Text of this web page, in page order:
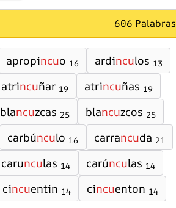
606 Palabras
apropincuo 16 ardinculos 13
atrincuñar 19 atrincuñas 19
blancuzcas 25 blancuzcos 25
carbúnculo 16 carrancuda 21
carunculas 14 carúnculas 14
cincuentin 14 cincuenton 14